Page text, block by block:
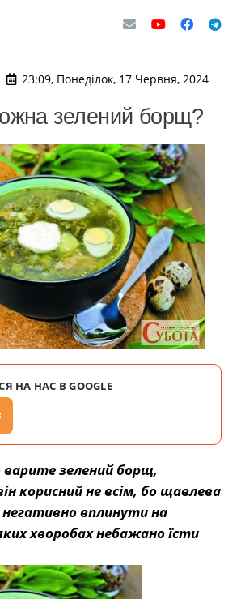
23:09, Понеділок, 17 Червня, 2024
зелений борщ?
НА НАС В GOOGLE
зелений борщ,
корисний не всім, бо щавлева
вплинути на
хворобах небажано їсти